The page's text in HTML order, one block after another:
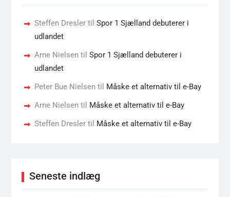
Steffen Dreslertil Spor 1 Sjælland debuterer i
udlandet
Arne Nielsentil Spor 1 Sjælland debuterer i
udlandet
Peter Bue Nielsentil Måske et alternativ til e-Bay
Arne Nielsentil Måske et alternativ til e-Bay
Steffen Dreslertil Måske et alternativ til e-Bay
Seneste indlæg